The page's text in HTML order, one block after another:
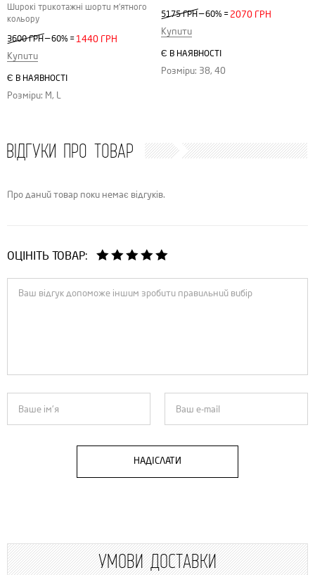
Широкі трикотажні шорти м'ятного
кольору
3600 ГРН —60% = 1440 ГРН
Купити
Є В НАЯВНОСТІ
Розміри: M, L
5175 ГРН —60% = 2070 ГРН
Купити
Є В НАЯВНОСТІ
Розміри: 38, 40
ВІДГУКИ ПРО ТОВАР
Про даний товар поки немає відгуків.
ОЦІНІТЬ ТОВАР:
НАДІСЛАТИ
УМОВИ ДОСТАВКИ